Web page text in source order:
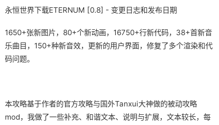
永恒世界下载ETERNUM [0.8] - 变更日志和发布日期
1650+张新图片，80+个新动画，16750+行新代码，38+首新音
乐曲目，150+种新音效，更新的用户界面，修复了多个渲染和代
码问题。
本攻略基于作者的官方攻略与国外Tanxui大神做的被动攻略
mod，我做了一些补充、和谐文本、说明与扩展，文本较长，每